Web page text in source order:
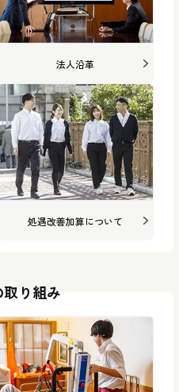
法人沿革
処遇改善加算について
り組み